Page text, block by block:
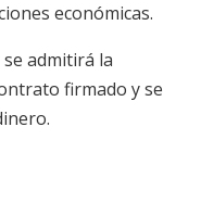
económicas.
admitirá la
firmado y se